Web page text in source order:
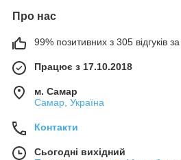
Про нас
99% позитивних з 305 відгуків за
Працює з 17.10.2018
м. Самар
Самар, Україна
Контакти
Сьогодні вихідний